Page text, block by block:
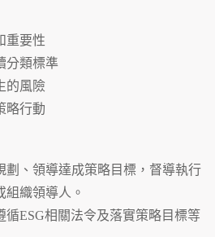
重要性
分類標準
的風險
略行動
、領導達成策略目標，督導執行
組織領導人。
ESG相關法令及落實策略目標等